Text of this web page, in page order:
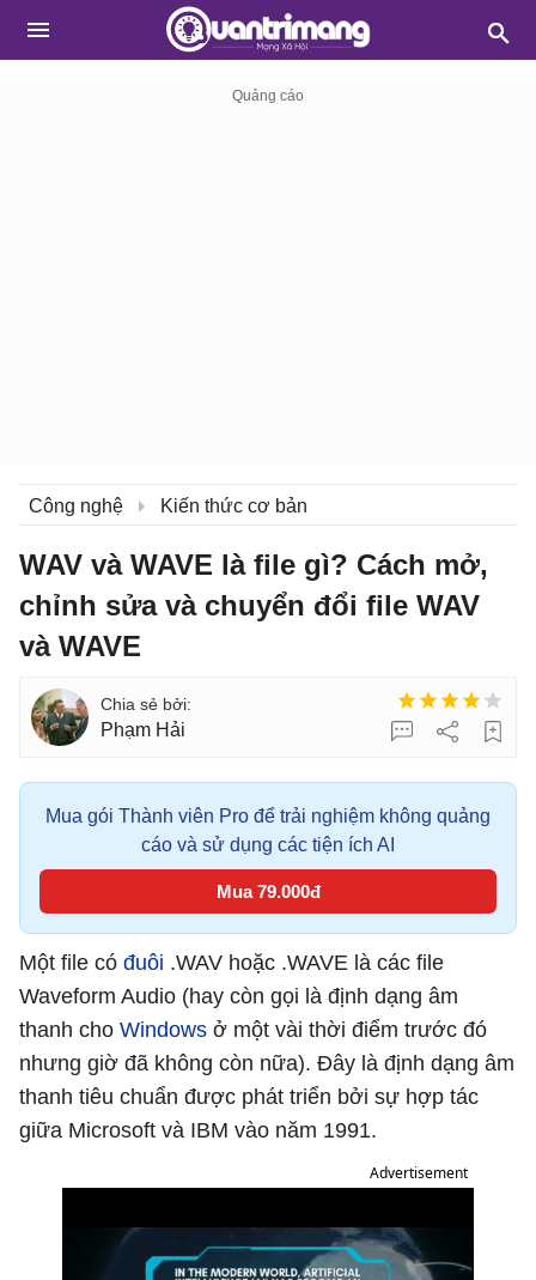
Công nghệ Kiến thức cơ bản
WAV và WAVE là file gì? Cách mở,
chỉnh sửa và chuyển đổi file WAV
và WAVE
Phạm Hải
Mua gói Thành viên Pro để trải nghiệm không quảng
cáo và sử dụng các tiện ích AI
Mua 79.000đ
Một file có đuôi .WAV hoặc .WAVE là các file
Waveform Audio (hay còn gọi là định dạng âm
thanh cho Windows ở một vài thời điểm trước đó
nhưng giờ đã không còn nữa). Đây là định dạng âm
thanh tiêu chuẩn được phát triển bởi sự hợp tác
giữa Microsoft và IBM vào năm 1991.
Advertisement